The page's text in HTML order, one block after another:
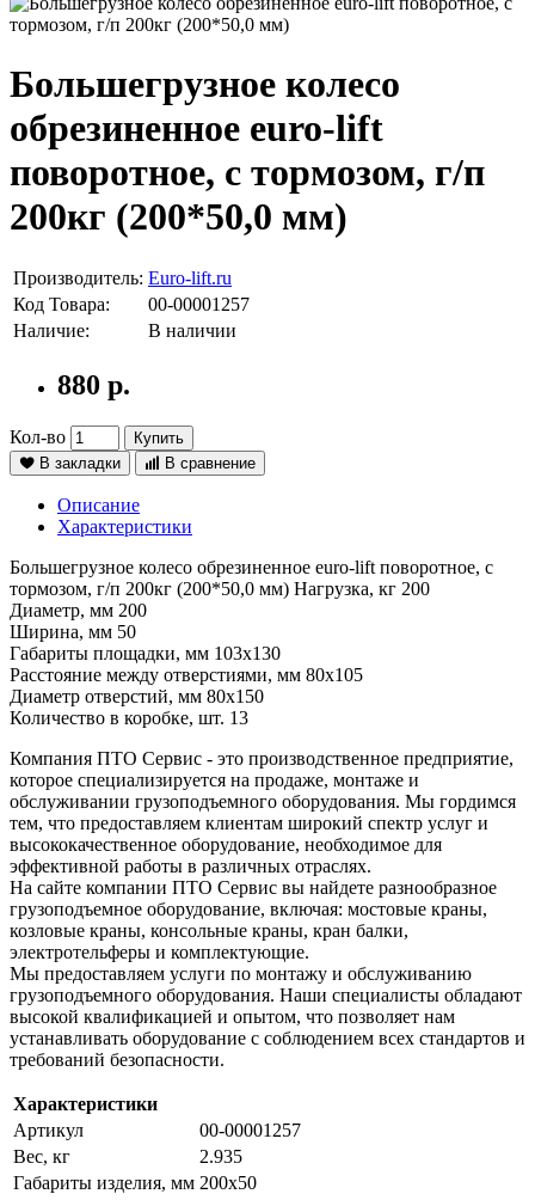
Большегрузное колесо
обрезиненное euro-lift
поворотное, с тормозом, г/п
200кг (200*50,0 мм)
Производитель: Euro-lift.ru
Код Товара:
00-00001257
Наличие:
В наличии
880 р.
Кол-во
Купить
В закладки
В сравнение
Описание
Характеристики
Большегрузное колесо обрезиненное euro-lift поворотное, с
тормозом, г/п 200кг (200*50,0 мм) Нагрузка, кг 200
Диаметр, мм 200
Ширина, мм 50
Габариты площадки, мм 103х130
Расстояние между отверстиями, мм 80х105
Диаметр отверстий, мм 80х150
Количество в коробке, шт. 13
Компания ПТО Сервис - это производственное предприятие,
которое специализируется на продаже, монтаже и
обслуживании грузоподъемного оборудования. Мы гордимся
тем, что предоставляем клиентам широкий спектр услуг и
высококачественное оборудование, необходимое для
эффективной работы в различных отраслях.
На сайте компании ПТО Сервис вы найдете разнообразное
грузоподъемное оборудование, включая: мостовые краны,
козловые краны, консольные краны, кран балки,
электротельферы и комплектующие.
Мы предоставляем услуги по монтажу и обслуживанию
грузоподъемного оборудования. Наши специалисты обладают
высокой квалификацией и опытом, что позволяет нам
устанавливать оборудование с соблюдением всех стандартов и
требований безопасности.
Характеристики
Артикул
00-00001257
Вес, кг
2.935
Габариты изделия, мм 200х50